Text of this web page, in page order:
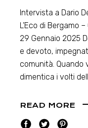
Intervista a Dario
L’Eco di Bergamo
29 Gennaio 2025
e devoto,
comunità. Quando
dimentica i volti
READ MORE